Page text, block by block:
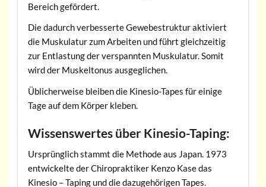
Bereich gefördert.
Die dadurch verbesserte Gewebestruktur aktiviert
die Muskulatur zum Arbeiten und führt gleichzeitig
zur Entlastung der verspannten Muskulatur. Somit
wird der Muskeltonus ausgeglichen.
Üblicherweise bleiben die Kinesio-Tapes für einige
Tage auf dem Körper kleben.
Wissenswertes über Kinesio-Taping:
Ursprünglich stammt die Methode aus Japan. 1973
entwickelte der Chiropraktiker Kenzo Kase das
Kinesio – Taping und die dazugehörigen Tapes.